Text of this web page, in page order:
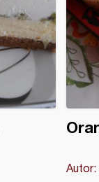
Autor: